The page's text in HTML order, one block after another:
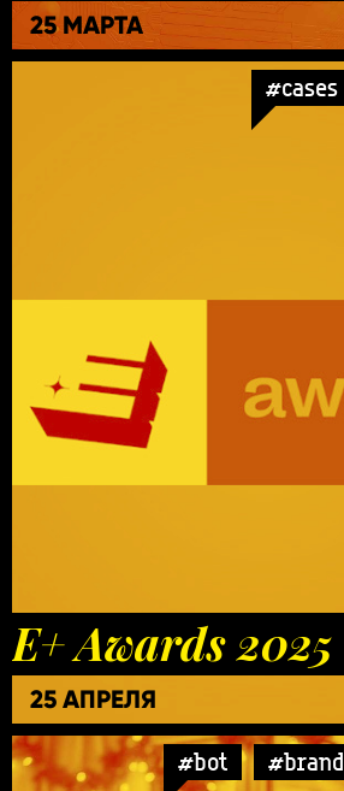
25 МАРТА
#cases
E+ Awards 2025
25 АПРЕЛЯ
#bot #brand